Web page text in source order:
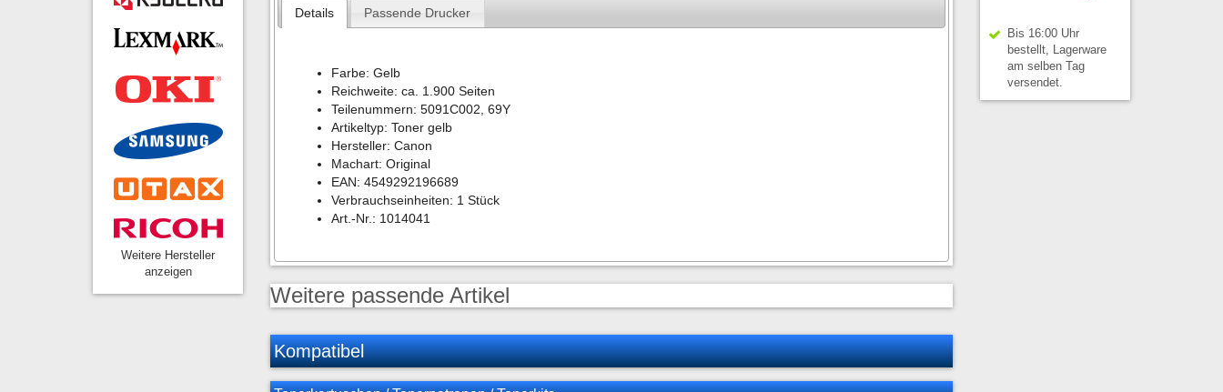
Details Passende Drucker
Farbe: Gelb
Reichweite: ca. 1.900 Seiten
Teilenummern: 5091C002, 69Y
Artikeltyp: Toner gelb
Hersteller: Canon
Machart: Original
EAN: 4549292196689
Verbrauchseinheiten: 1 Stück
Art.-Nr.: 1014041
Weitere passende Artikel
Kompatibel
Weitere Hersteller
anzeigen
Bis 16:00 Uhr
bestellt, Lagerware
am selben Tag
versendet.